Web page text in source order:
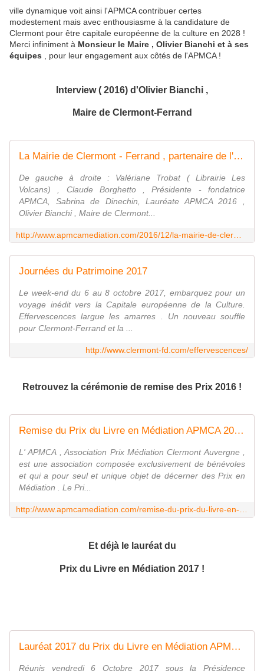
ville dynamique voit ainsi l'APMCA contribuer certes
modestement mais avec enthousiasme à la candidature de
Clermont pour être capitale européenne de la culture en 2028 !
Merci infiniment à Monsieur le Maire , Olivier Bianchi et à ses
équipes , pour leur engagement aux côtés de l'APMCA !
Interview ( 2016) d'Olivier Bianchi ,
Maire de Clermont-Ferrand
La Mairie de Clermont - Ferrand , partenaire de l'APMCA ( Association prix Médiation Clermont Auvergne) - APMCA ( Association Prix Médiation Clermont Auvergne)
De gauche à droite : Valériane Trobat ( Librairie Les
Volcans) , Claude Borghetto , Présidente - fondatrice
APMCA, Sabrina de Dinechin, Lauréate APMCA 2016 ,
Olivier Bianchi , Maire de Clermont...
http://www.apmcamediation.com/2016/12/la-mairie-de-clermont-ferrand-partenaire-de-l-apmca-association-prix-mediation-clermont-auvergne-2.html
Journées du Patrimoine 2017
Le week-end du 6 au 8 octobre 2017, embarquez pour un
voyage inédit vers la Capitale européenne de la Culture.
Effervescences largue les amarres . Un nouveau souffle
pour Clermont-Ferrand et la ...
http://www.clermont-fd.com/effervescences/
Retrouvez la cérémonie de remise des Prix 2016 !
Remise du Prix du Livre en Médiation APMCA 2016 ( Association Prix Médiation Clermont Auvergne) - APMCA ( Association Prix Médiation Clermont Auvergne)
L' APMCA , Association Prix Médiation Clermont Auvergne ,
est une association composée exclusivement de bénévoles
et qui a pour seul et unique objet de décerner des Prix en
Médiation . Le Pri...
Et déjà le lauréat du
Prix du Livre en Médiation 2017 !
Lauréat 2017 du Prix du Livre en Médiation APMCA Clermont Auvergne : et le gagnant est ... - APMCA ( Association Prix Médiation Clermont Auvergne)
Réunis vendredi 6 Octobre 2017 sous la Présidence